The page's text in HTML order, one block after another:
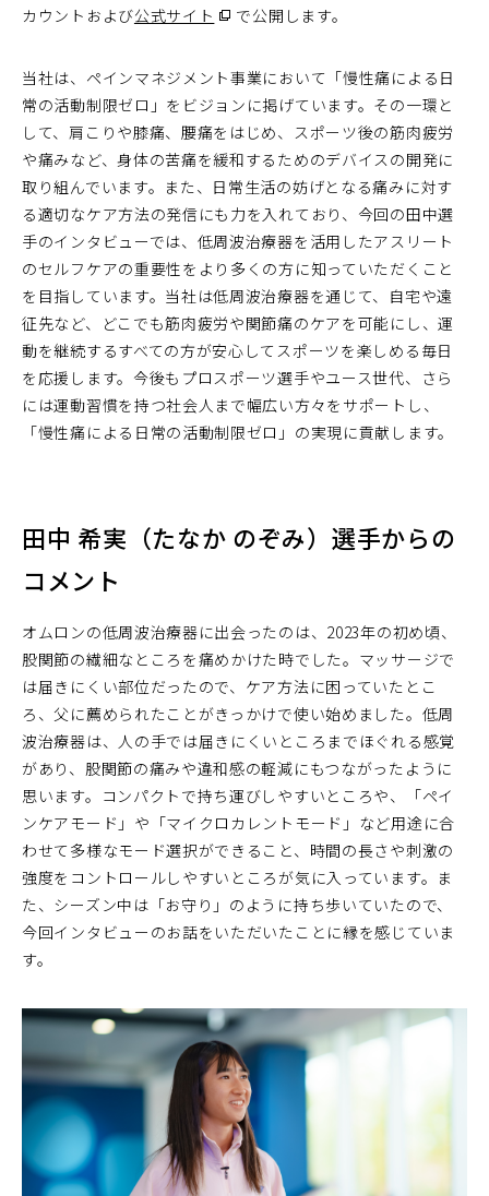
ン
ウ
で
開
く）
カウントおよび公式サイト （別
ィ
ド
ウ
で
開
く）
で公開します。
当社は、ペインマネジメント事業において「慢性痛による日
常の活動制限ゼロ」をビジョンに掲げています。その一環と
して、肩こりや膝痛、腰痛をはじめ、スポーツ後の筋肉疲労
や痛みなど、身体の苦痛を緩和するためのデバイスの開発に
取り組んでいます。また、日常生活の妨げとなる痛みに対す
る適切なケア方法の発信にも力を入れており、今回の田中選
手のインタビューでは、低周波治療器を活用したアスリート
のセルフケアの重要性をより多くの方に知っていただくこと
を目指しています。当社は低周波治療器を通じて、自宅や遠
征先など、どこでも筋肉疲労や関節痛のケアを可能にし、運
動を継続するすべての方が安心してスポーツを楽しめる毎日
を応援します。今後もプロスポーツ選手やユース世代、さら
には運動習慣を持つ社会人まで幅広い方々をサポートし、
「慢性痛による日常の活動制限ゼロ」の実現に貢献します。
田中 希実（たなか のぞみ）選手からの
コメント
オムロンの低周波治療器に出会ったのは、2023年の初め頃、
股関節の繊細なところを痛めかけた時でした。マッサージで
は届きにくい部位だったので、ケア方法に困っていたとこ
ろ、父に薦められたことがきっかけで使い始めました。低周
波治療器は、人の手では届きにくいところまでほぐれる感覚
があり、股関節の痛みや違和感の軽減にもつながったように
思います。コンパクトで持ち運びしやすいところや、「ペイ
ンケアモード」や「マイクロカレントモード」など用途に合
わせて多様なモード選択ができること、時間の長さや刺激の
強度をコントロールしやすいところが気に入っています。ま
た、シーズン中は「お守り」のように持ち歩いていたので、
今回インタビューのお話をいただいたことに縁を感じていま
す。